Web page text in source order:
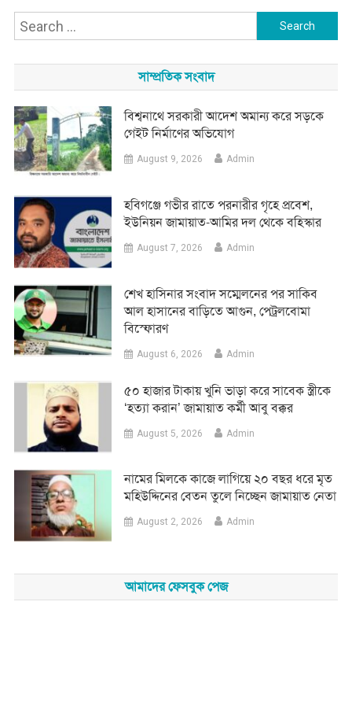
Search
সাম্প্রতিক সংবাদ
বিশ্বনাথে সরকারী আদেশ অমান্য করে সড়কে
গেইট নির্মাণের অভিযোগ
August 9, 2026 Admin
হবিগঞ্জে গভীর রাতে পরনারীর গৃহে প্রবেশ,
ইউনিয়ন জামায়াত-আমির দল থেকে বহিস্কার
August 7, 2026 Admin
শেখ হাসিনার সংবাদ সম্মেলনের পর সাকিব
আল হাসানের বাড়িতে আগুন, পেট্রলবোমা
বিস্ফোরণ
August 6, 2026 Admin
৫০ হাজার টাকায় খুনি ভাড়া করে সাবেক স্ত্রীকে
‘হত্যা করান’ জামায়াত কর্মী আবু বক্কর
August 5, 2026 Admin
নামের মিলকে কাজে লাগিয়ে ২০ বছর ধরে মৃত
মহিউদ্দিনের বেতন তুলে নিচ্ছেন জামায়াত নেতা
August 2, 2026 Admin
আমাদের ফেসবুক পেজ